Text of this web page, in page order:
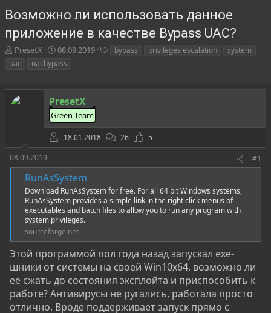
Возможно ли использовать данное
приложение в качестве Bypass UAC?
А
в
о
р
т
PresetX
Д
а
а
н
а
ч
а
л
а
08.09.2019
и
bypass privileges escalation
system
uac
uacbypass
PresetX
Green Team
18.01.2018 26
5
08.09.2019
#1
RunAsSystem
Download RunAsSystem for free. For all 64 bit Windows systems,
RunAsSystem provides a simple link in the right click menus of
executables and batch files to allow you to run any program with
system privileges.
sourceforge.net
Этой программой пол года назад запускал exe-
шники от системы на своей Win10x64, возможно ли
ее сжать до состояния эксплойта и приспособить к
работе? Антивирусы не ругались, работала просто
отлично. Вроде поддерживает запуск прямо с